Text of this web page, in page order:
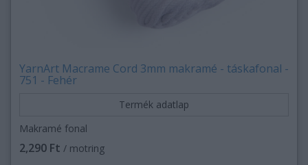
YarnArt Macrame Cord 3mm makramé - táskafonal -
751 - Fehér
Termék adatlap
Makramé fonal
2,290 Ft / motring